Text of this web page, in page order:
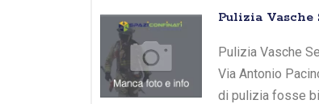
Pulizia
Pulizia Vasche
Via Antonio
di pulizia fosse